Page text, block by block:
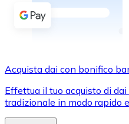
Bonifico SEPA
Usa le carte Visa e
Acquista con carta
Acquista dai con bonifico
Effettua il tuo acquisto di
tradizionale in modo rapido e